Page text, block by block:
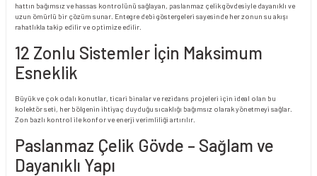
hattın bağımsız ve hassas kontrolünü sağlayan, paslanmaz çelik gövdesiyle dayanıklı ve
uzun ömürlü bir çözüm sunar. Entegre debi göstergeleri sayesinde her zonun su akışı
rahatlıkla takip edilir ve optimize edilir.
12 Zonlu Sistemler İçin Maksimum
Esneklik
Büyük ve çok odalı konutlar, ticari binalar ve rezidans projeleri için ideal olan bu
kolektör seti, her bölgenin ihtiyaç duyduğu sıcaklığı bağımsız olarak yönetmeyi sağlar.
Zon bazlı kontrol ile konfor ve enerji verimliliği artırılır.
Paslanmaz Çelik Gövde – Sağlam ve
Dayanıklı Yapı